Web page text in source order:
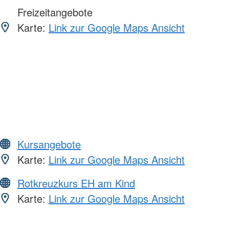
Freizeitangebote
Karte: Link zur Google Maps Ansicht
Kursangebote
Karte: Link zur Google Maps Ansicht
Rotkreuzkurs EH am Kind
Karte: Link zur Google Maps Ansicht